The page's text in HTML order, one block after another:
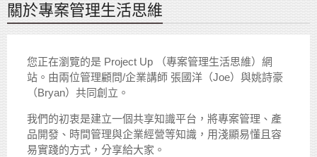
關於專案管理生活思維
您正在瀏覽的是 Project Up （專案管理生活思維）網
站。由兩位管理顧問/企業講師 張國洋（Joe）與姚詩豪
（Bryan）共同創立。
我們的初衷是建立一個共享知識平台，將專案管理、產
品開發、時間管理與企業經營等知識，用淺顯易懂且容
易實踐的方式，分享給大家。